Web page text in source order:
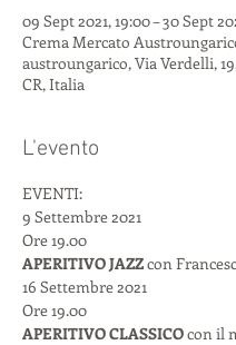
09 Sept 2021, 19:00 – 30 Sept
Crema Mercato
austroungarico, Via Verdelli,
CR, Italia
L'evento
EVENTI:
9 Settembre 2021
APERITIVO JAZZ con
16 Settembre 2021
Ore 19.00
APERITIVO CLASSICO con il